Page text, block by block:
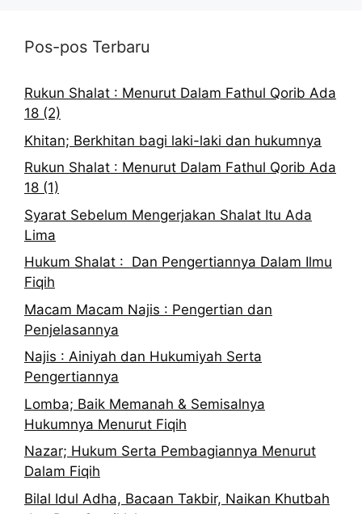
Pos-pos Terbaru
Rukun Shalat : Menurut Dalam Fathul Qorib Ada
18 (2)
Khitan; Berkhitan bagi laki-laki dan hukumnya
Rukun Shalat : Menurut Dalam Fathul Qorib Ada
18 (1)
Syarat Sebelum Mengerjakan Shalat Itu Ada
Lima
Hukum Shalat : Dan Pengertiannya Dalam Ilmu
Fiqih
Macam Macam Najis : Pengertian dan
Penjelasannya
Najis : Ainiyah dan Hukumiyah Serta
Pengertiannya
Lomba; Baik Memanah & Semisalnya
Hukumnya Menurut Fiqih
Nazar; Hukum Serta Pembagiannya Menurut
Dalam Fiqih
Bilal Idul Adha, Bacaan Takbir, Naikan Khutbah